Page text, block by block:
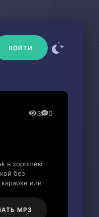
ВОЙТИ
3 0
в хорошем
без
или
MP3